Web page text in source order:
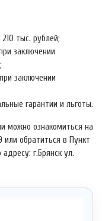
тыс. рублей;
заключении
заключении
гарантии и льготы.
можно ознакомиться на
обратиться в Пункт
г.Брянск ул.